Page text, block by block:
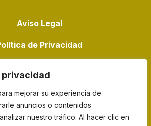
privacidad
mejorar su experiencia de
anuncios o contenidos
nuestro tráfico. Al hacer clic en
Aviso Legal
de Privacidad